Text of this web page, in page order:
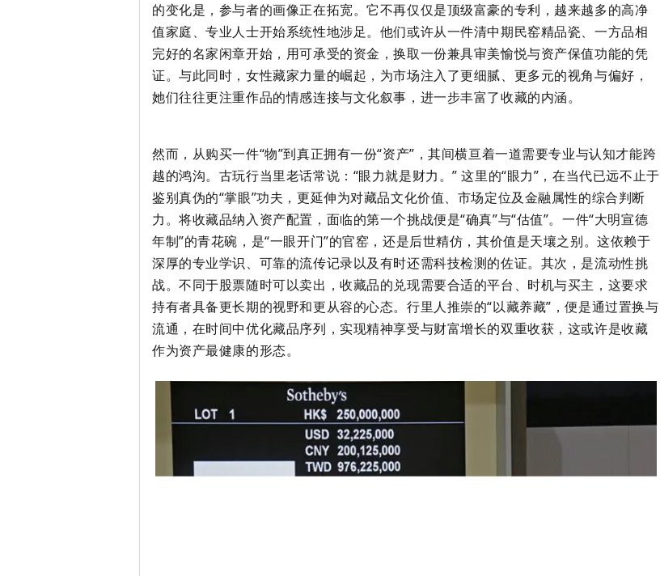
的变化是，参与者的画像正在拓宽。它不再仅仅是顶级富豪的专利，越来越多的高净
值家庭、专业人士开始系统性地涉足。他们或许从一件清中期民窑精品瓷、一方品相
完好的名家闲章开始，用可承受的资金，换取一份兼具审美愉悦与资产保值功能的凭
证。与此同时，女性藏家力量的崛起，为市场注入了更细腻、更多元的视角与偏好，
她们往往更注重作品的情感连接与文化叙事，进一步丰富了收藏的内涵。
然而，从购买一件“物”到真正拥有一份“资产”，其间横亘着一道需要专业与认知才能跨
越的鸿沟。古玩行当里老话常说：“眼力就是财力。” 这里的“眼力”，在当代已远不止于
鉴别真伪的“掌眼”功夫，更延伸为对藏品文化价值、市场定位及金融属性的综合判断
力。将收藏品纳入资产配置，面临的第一个挑战便是“确真”与“估值”。一件“大明宣德
年制”的青花碗，是“一眼开门”的官窑 ，还是后世精仿，其价值是天壤之别。这依赖于
深厚的专业学识、可靠的流传记录以及有时还需科技检测的佐证。其次，是流动性挑
战。不同于股票随时可以卖出，收藏品的兑现需要合适的平台、时机与买主，这要求
持有者具备更长期的视野和更从容的心态。行里人推崇的“以藏养藏”，便是通过置换与
流通，在时间中优化藏品序列，实现精神享受与财富增长的双重收获，这或许是收藏
作为资产最健康的形态。